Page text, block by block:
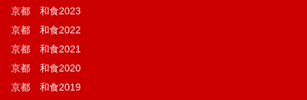
京都 和食2023
京都 和食2022
京都 和食2021
京都 和食2020
京都 和食2019